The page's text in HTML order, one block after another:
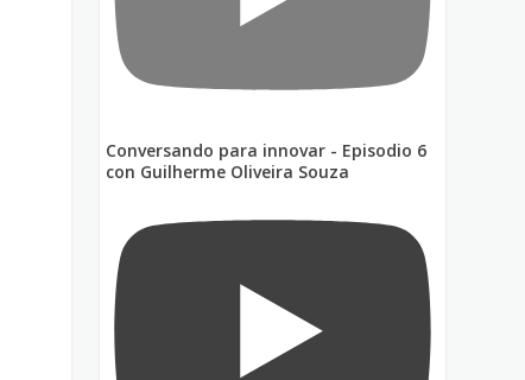
Conversando para innovar - Episodio 6
con Guilherme Oliveira Souza